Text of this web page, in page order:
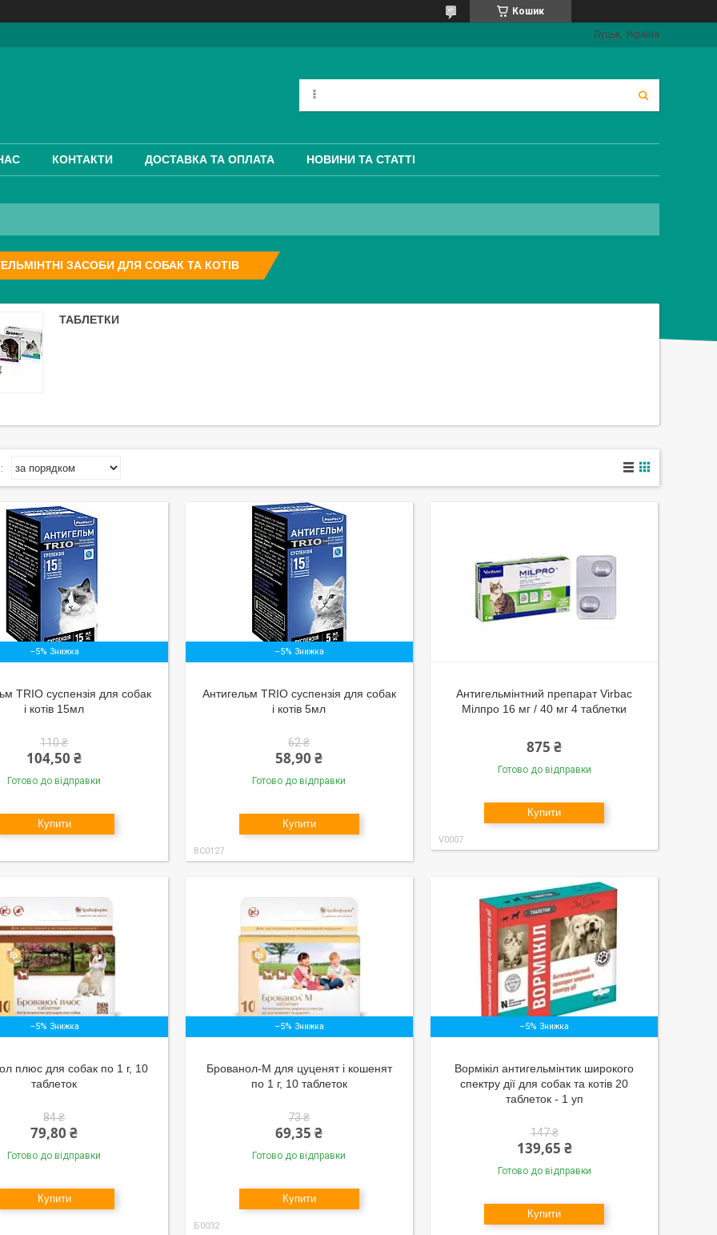
Кошик
Луцьк, Україна
КОНТАКТИ ДОСТАВКА ТА ОПЛАТА НОВИНИ ТА СТАТТІ
ЗАСОБИ ДЛЯ СОБАК ТА КОТІВ
ТАБЛЕТКИ
–5%
TRIO суспензія для собак
і котів 15мл
110 ₴
104,50 ₴
Готово до відправки
Купити
–5%
Антигельм TRIO суспензія для собак
і котів 5мл
62 ₴
58,90 ₴
Готово до відправки
Купити
ВС0127
Антигельмінтний препарат Virbac
Мілпро 16 мг / 40 мг 4 таблетки
875 ₴
Готово до відправки
Купити
V0007
–5%
плюс для собак по 1 г, 10
таблеток
84 ₴
79,80 ₴
Готово до відправки
Купити
–5%
Брованол-М для цуценят і кошенят
по 1 г, 10 таблеток
73 ₴
69,35 ₴
Готово до відправки
Купити
Б0032
–5%
Вормікіл антигельмінтик широкого
спектру дії для собак та котів 20
таблеток - 1 уп
147 ₴
139,65 ₴
Готово до відправки
Купити